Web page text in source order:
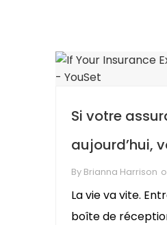
Si votre
aujourd’hui,
By Brianna Harrison
La vie va vite.
boîte de